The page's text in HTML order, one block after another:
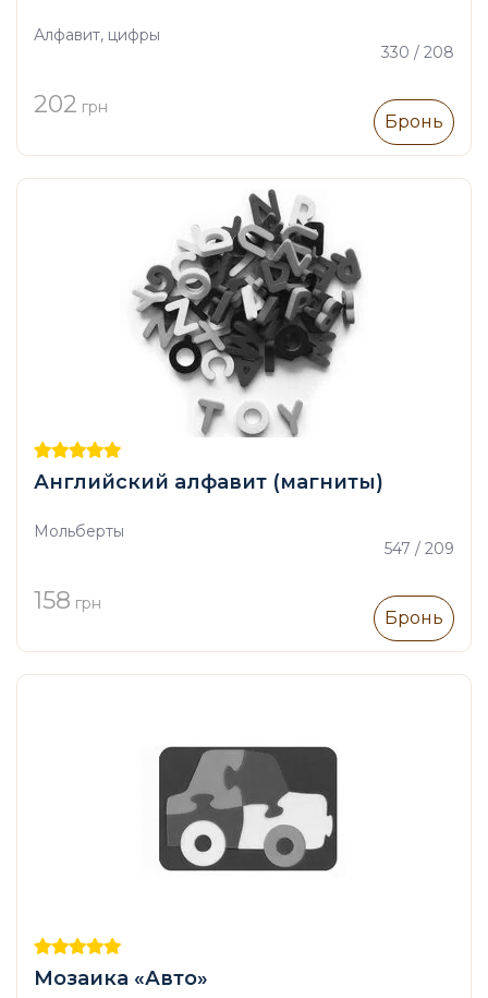
Алфавит, цифры
330 / 208
202 грн
Бронь
Английский алфавит (магниты)
Мольберты
547 / 209
158 грн
Бронь
Мозаика «Авто»